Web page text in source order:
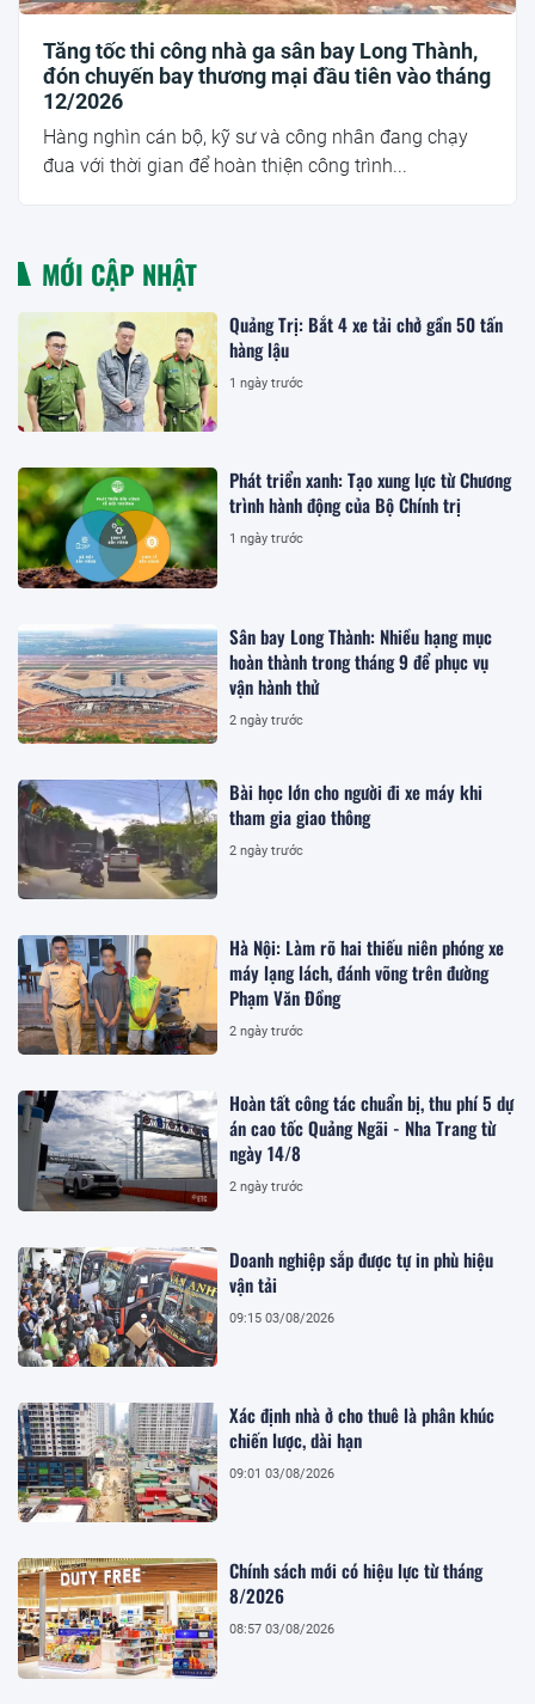
Tăng tốc thi công nhà ga sân bay Long Thành,
đón chuyến bay thương mại đầu tiên vào tháng
12/2026
Hàng nghìn cán bộ, kỹ sư và công nhân đang chạy
đua với thời gian để hoàn thiện công trình...
MỚI CẬP NHẬT
Quảng Trị: Bắt 4 xe tải chở gần 50 tấn
hàng lậu
1 ngày trước
Phát triển xanh: Tạo xung lực từ Chương
trình hành động của Bộ Chính trị
1 ngày trước
Sân bay Long Thành: Nhiều hạng mục
hoàn thành trong tháng 9 để phục vụ
vận hành thử
2 ngày trước
Bài học lớn cho người đi xe máy khi
tham gia giao thông
2 ngày trước
Hà Nội: Làm rõ hai thiếu niên phóng xe
máy lạng lách, đánh võng trên đường
Phạm Văn Đồng
2 ngày trước
Hoàn tất công tác chuẩn bị, thu phí 5 dự
án cao tốc Quảng Ngãi - Nha Trang từ
ngày 14/8
2 ngày trước
Doanh nghiệp sắp được tự in phù hiệu
vận tải
09:15 03/08/2026
Xác định nhà ở cho thuê là phân khúc
chiến lược, dài hạn
09:01 03/08/2026
Chính sách mới có hiệu lực từ tháng
8/2026
08:57 03/08/2026